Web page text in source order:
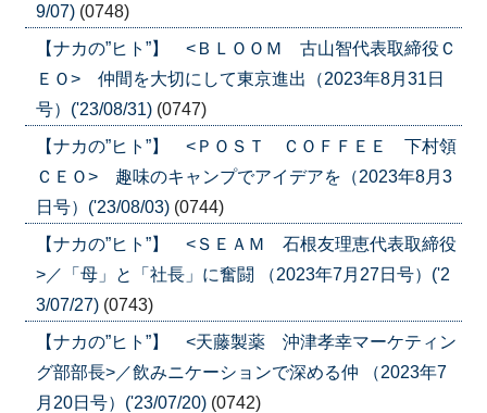
9/07) (0748)
【ナカの”ヒト”】 <ＢＬＯＯＭ 古山智代表取締役Ｃ
ＥＯ> 仲間を大切にして東京進出（2023年8月31日
号）('23/08/31) (0747)
【ナカの”ヒト”】 <ＰＯＳＴ ＣＯＦＦＥＥ 下村領
ＣＥＯ> 趣味のキャンプでアイデアを（2023年8月3
日号）('23/08/03) (0744)
【ナカの”ヒト”】 <ＳＥＡＭ 石根友理恵代表取締役
>／「母」と「社長」に奮闘 （2023年7月27日号）('2
3/07/27) (0743)
【ナカの”ヒト”】 <天藤製薬 沖津孝幸マーケティン
グ部部長>／飲みニケーションで深める仲 （2023年7
月20日号）('23/07/20) (0742)